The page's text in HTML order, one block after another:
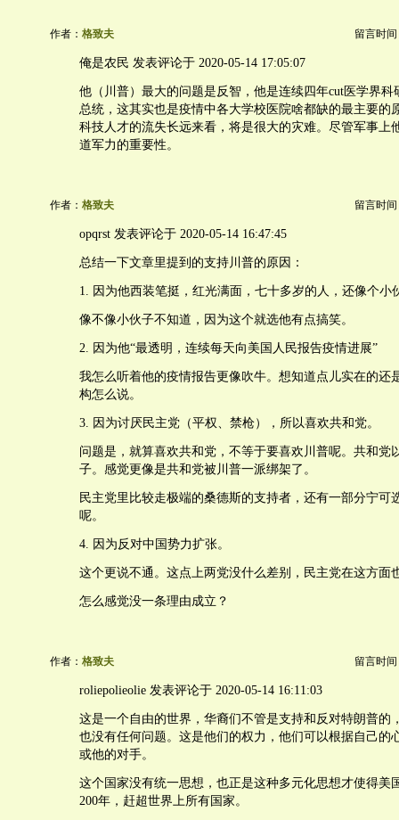
作者： 格致夫 留言时间
俺是农民 发表评论于 2020-05-14 17:05:07
他（川普）最大的问题是反智，他是连续四年cut医学界科
总统，这其实也是疫情中各大学校医院啥都缺的最主要的
科技人才的流失长远来看，将是很大的灾难。尽管军事上
道军力的重要性。
作者： 格致夫 留言时间
opqrst 发表评论于 2020-05-14 16:47:45
总结一下文章里提到的支持川普的原因：
1. 因为他西装笔挺，红光满面，七十多岁的人，还像个小
像不像小伙子不知道，因为这个就选他有点搞笑。
2. 因为他“最透明，连续每天向美国人民报告疫情进展”
我怎么听着他的疫情报告更像吹牛。想知道点儿实在的还
构怎么说。
3. 因为讨厌民主党（平权、禁枪），所以喜欢共和党。
问题是，就算喜欢共和党，不等于要喜欢川普呢。共和党
子。感觉更像是共和党被川普一派绑架了。
民主党里比较走极端的桑德斯的支持者，还有一部分宁可
呢。
4. 因为反对中国势力扩张。
这个更说不通。这点上两党没什么差别，民主党在这方面
怎么感觉没一条理由成立？
作者： 格致夫 留言时间
roliepolieolie 发表评论于 2020-05-14 16:11:03
这是一个自由的世界，华裔们不管是支持和反对特朗普的
也没有任何问题。这是他们的权力，他们可以根据自己的
或他的对手。
这个国家没有统一思想，也正是这种多元化思想才使得美
200年，赶超世界上所有国家。